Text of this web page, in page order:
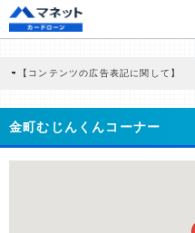
【コンテンツの広告表記に関して】
商品を根拠なくPRするものではなく、
どに基づき、公平性を担保した情報提
>提携企業一覧
金町むじんくんコーナー